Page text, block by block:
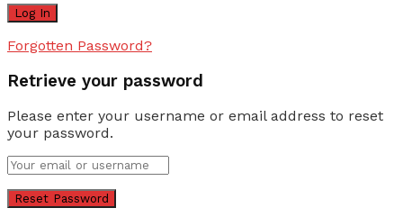
Forgotten Password?
Retrieve your password
Please enter your username or email address to reset
your password.